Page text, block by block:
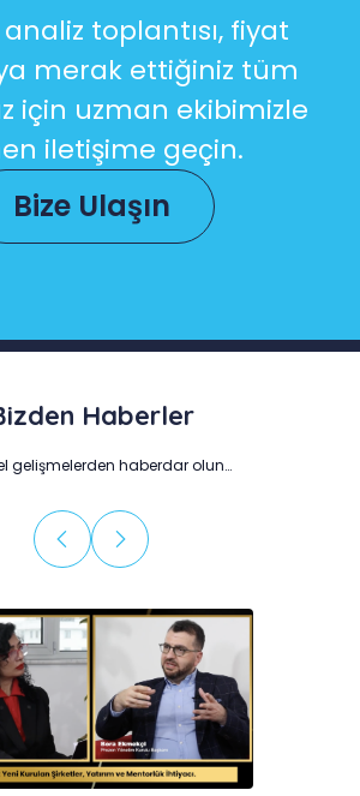
toplantısı, fiyat
merak ettiğiniz tüm
için uzman ekibimizle
iletişime geçin.
Bize Ulaşın
Haberler
gelişmelerden haberdar olun…